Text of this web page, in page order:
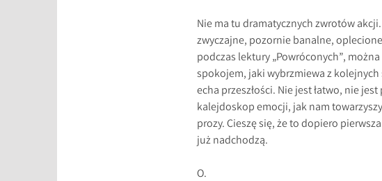
Nie ma tu dramatycznych zwrotów
zwyczajne, pozornie banalne,
podczas lektury „Powróconych”,
spokojem, jaki wybrzmiewa z
echa przeszłości. Nie jest łatwo, nie
kalejdoskop emocji, jak nam
prozy. Cieszę się, że to dopiero
już nadchodzą.
O.